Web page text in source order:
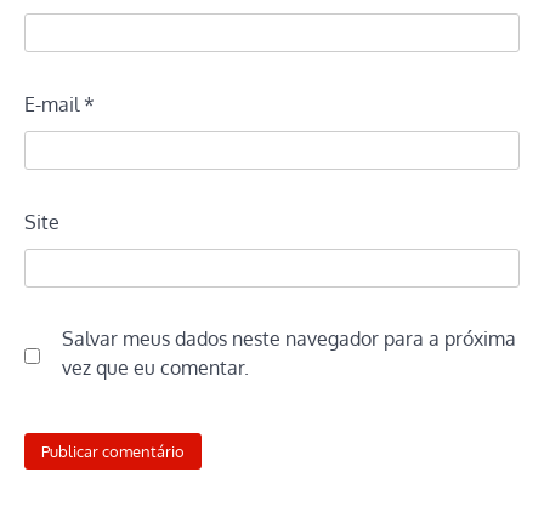
E-mail*
Site
Salvar meus dados neste navegador para a próxima
vez que eu comentar.